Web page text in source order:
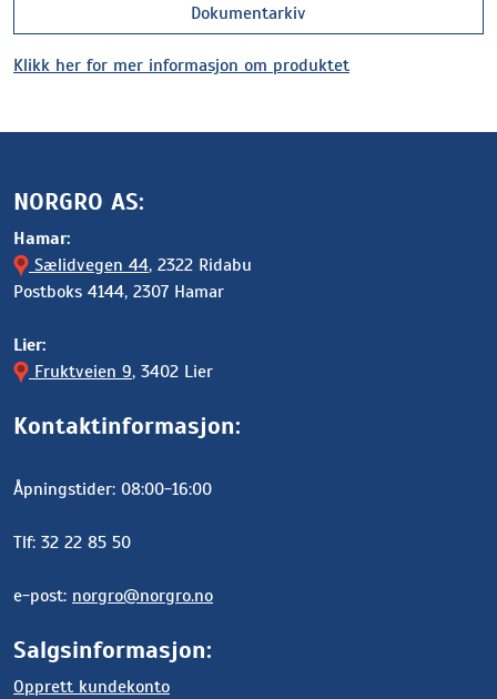
Dokumentarkiv
Klikk her for mer informasjon om produktet
NORGRO AS:
Hamar:
Sælidvegen 44, 2322 Ridabu
Postboks 4144, 2307 Hamar
Lier:
Fruktveien 9, 3402 Lier
Kontaktinformasjon:
Åpningstider: 08:00-16:00
Tlf: 32 22 85 50
e-post: norgro@norgro.no
Salgsinformasjon:
Opprett kundekonto